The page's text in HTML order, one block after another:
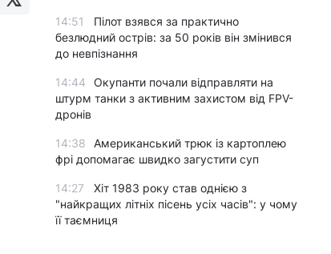
14:51
Пілот взявся за практично
безлюдний острів: за 50 років він змінився
до невпізнання
14:44
Окупанти почали відправляти на
штурм танки з активним захистом від FPV-
дронів
14:38
Американський трюк із картоплею
фрі допомагає швидко загустити суп
14:27
Хіт 1983 року став однією з
"найкращих літніх пісень усіх часів": у чому
її таємниця